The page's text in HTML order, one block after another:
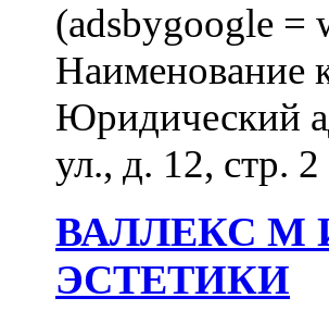
(adsbygoogle =
Юридический
ул., д. 12, стр.
ВАЛЛЕКС М
ЭСТЕТИКИ